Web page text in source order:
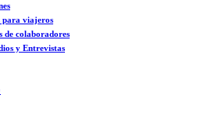
para viajeros
de colaboradores
y Entrevistas